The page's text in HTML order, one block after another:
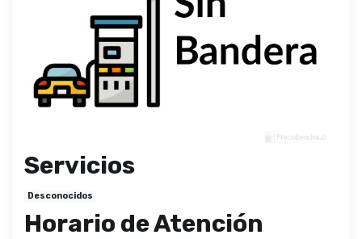
Servicios
Desconocidos
Horario de Atención